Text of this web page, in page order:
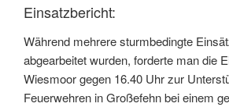
Einsatzbericht:
Während mehrere sturmbedingte
abgearbeitet wurden, forderte man die
Wiesmoor gegen 16.40 Uhr zur
Feuerwehren in Großefehn bei einem